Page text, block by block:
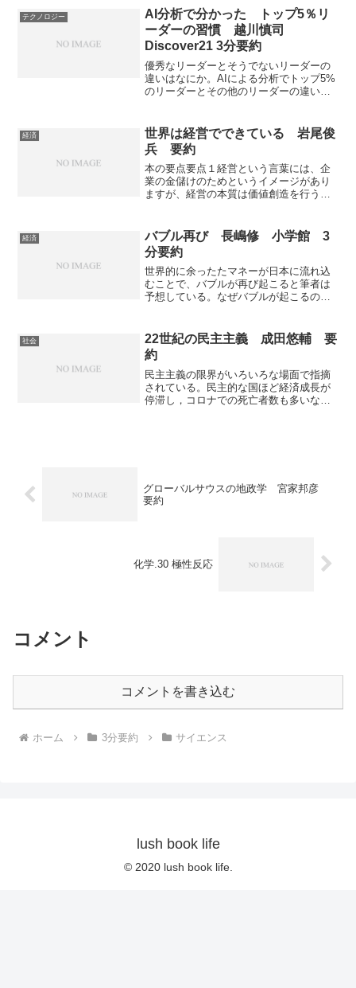
とイスラエルの関係性、リベラルへの反
発がどのように関わっているのかを知る
ことができます。
テクノロジー
AI分析で分かった トップ5％リ
ーダーの習慣 越川慎司
Discover21 3分要約
優秀なリーダーとそうでないリーダーの
違いはなにか。AIによる分析でトップ5%
のリーダーとその他のリーダーの違いに
が真似できる地道な努力行動を繰り返
し、失敗を防いでいる。
経済
世界は経営でできている 岩尾俊
兵 要約
本の要点要点１経営という言葉には、企
業の金儲けのためというイメージがあり
ますが、経営の本質は価値創造を行うこ
なく、普段の生活の中で様々な不条理や
不合理の原因となってしま...
経済
バブル再び 長嶋修 小学館 3
分要約
世界的に余ったたマネーが日本に流れ込
むことで、バブルが再び起こると筆者は
予想している。なぜバブルが起こるの
社会
22世紀の民主主義 成田悠輔 要
約
民主主義の限界がいろいろな場面で指摘
されている。民主的な国ほど経済成長が
停滞し，コロナでの死亡者数も多いなど
る。
グローバルサウスの地政学 宮家邦彦
要約
化学.30 極性反応
コメント
コメントを書き込む
ホーム 3分要約 サイエンス
lush book life
© 2020 lush book life.